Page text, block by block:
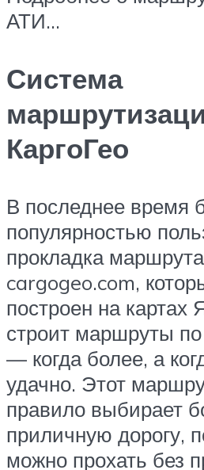
АТИ…
Система
КаргоГео
В последнее время
популярностью
прокладка
cargogeo.com,
построен на картах
строит маршруты
— когда более, а
удачно. Этот
правило выбирает
приличную дорогу,
можно прохать без